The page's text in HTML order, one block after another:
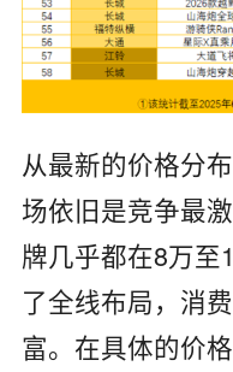
从最新的价格分
场依旧是竞争最
牌几乎都在8万至
了全线布局，消
富。在具体的价